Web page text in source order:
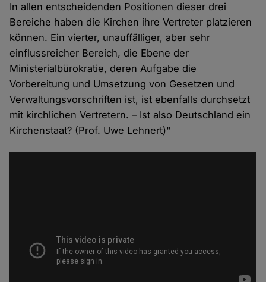
In allen entscheidenden Positionen dieser drei
Bereiche haben die Kirchen ihre Vertreter platzieren
können. Ein vierter, unauffälliger, aber sehr
einflussreicher Bereich, die Ebene der
Ministerialbürokratie, deren Aufgabe die
Vorbereitung und Umsetzung von Gesetzen und
Verwaltungsvorschriften ist, ist ebenfalls durchsetzt
mit kirchlichen Vertretern. – Ist also Deutschland ein
Kirchenstaat? (Prof. Uwe Lehnert)"